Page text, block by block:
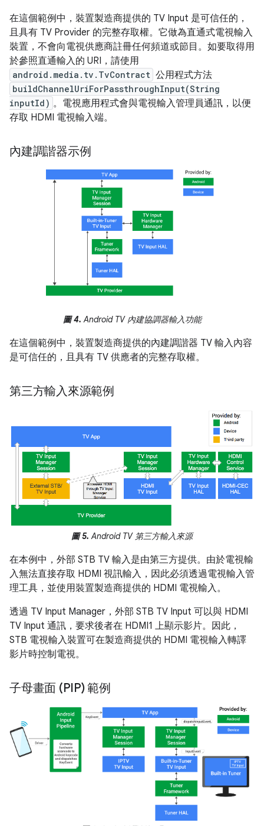
在這個範例中，裝置製造商提供的 TV Input 是可信任的，
且具有 TV Provider 的完整存取權。它做為直通式電視輸入
裝置，不會向電視供應商註冊任何頻道或節目。如要取得用
於參照直通輸入的 URI，請使用
android.media.tv.TvContract 公用程式方法
buildChannelUriForPassthroughInput(String
inputId) 。電視應用程式會與電視輸入管理員通訊，以便
存取 HDMI 電視輸入端。
內建調諧器示例
圖 4. Android TV 內建協調器輸入功能
在這個範例中，裝置製造商提供的內建調諧器 TV 輸入內容
是可信任的，且具有 TV 供應者的完整存取權。
第三方輸入來源範例
圖 5. Android TV 第三方輸入來源
在本例中，外部 STB TV 輸入是由第三方提供。由於電視輸
入無法直接存取 HDMI 視訊輸入，因此必須透過電視輸入管
理工具，並使用裝置製造商提供的 HDMI 電視輸入。
透過 TV Input Manager，外部 STB TV Input 可以與 HDMI
TV Input 通訊，要求後者在 HDMI1 上顯示影片。因此，
STB 電視輸入裝置可在製造商提供的 HDMI 電視輸入轉譯
影片時控制電視。
子母畫面 (PIP) 範例